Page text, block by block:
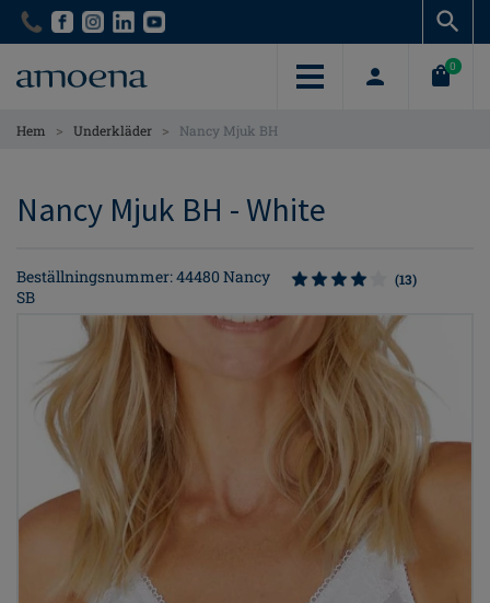
Skip
content
Skip
content
0
Hem > Underkläder > Nancy Mjuk BH
Nancy Mjuk BH - White
Beställningsnummer: 44480 Nancy
SB
(13)